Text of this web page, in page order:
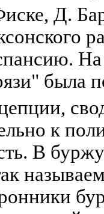
Д.
была
к
В